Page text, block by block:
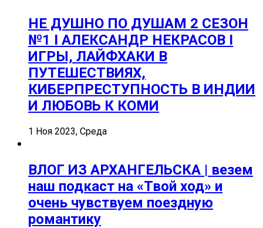
НЕ ДУШНО ПО ДУШАМ 2 СЕЗОН
№1 I АЛЕКСАНДР НЕКРАСОВ I
ИГРЫ, ЛАЙФХАКИ В
ПУТЕШЕСТВИЯХ,
КИБЕРПРЕСТУПНОСТЬ В ИНДИИ
И ЛЮБОВЬ К КОМИ
1 Ноя 2023, Среда
ВЛОГ ИЗ АРХАНГЕЛЬСКА | везем
наш подкаст на «Твой ход» и
очень чувствуем поездную
романтику